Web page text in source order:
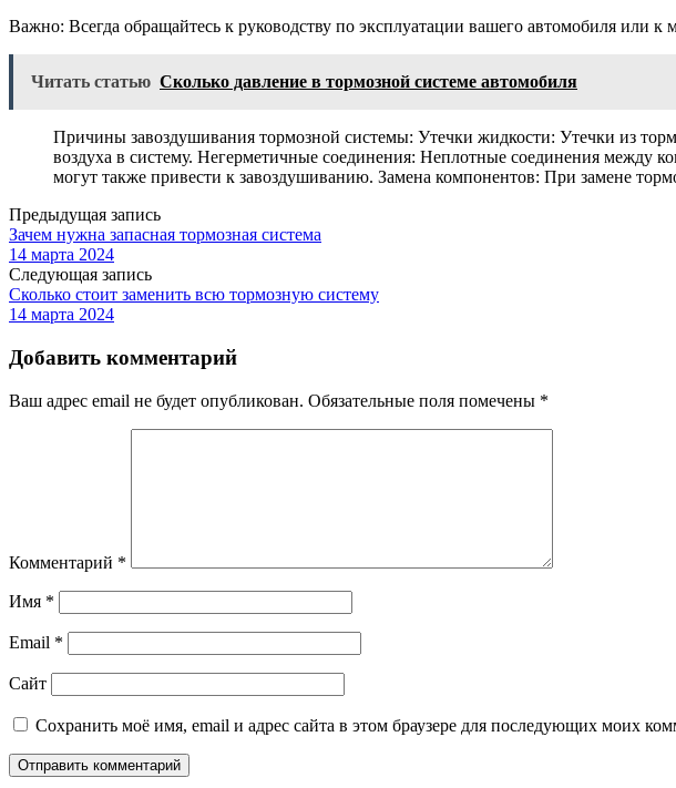
Важно: Всегда обращайтесь к руководству по эксплуатации вашего автомобиля или
Читать статью Сколько давление в тормозной системе автомобиля
Причины завоздушивания тормозной системы: Утечки жидкости: Утечки из
воздуха в систему. Негерметичные соединения: Неплотные соединения между
могут также привести к завоздушиванию. Замена компонентов: При замене
Предыдущая запись
Зачем нужна запасная тормозная система
14 марта 2024
Следующая запись
Сколько стоит заменить всю тормозную систему
14 марта 2024
Добавить комментарий
Ваш адрес email не будет опубликован. Обязательные поля помечены *
Комментарий *
Имя *
Email *
Сайт
Сохранить моё имя, email и адрес сайта в этом браузере для последующих моих